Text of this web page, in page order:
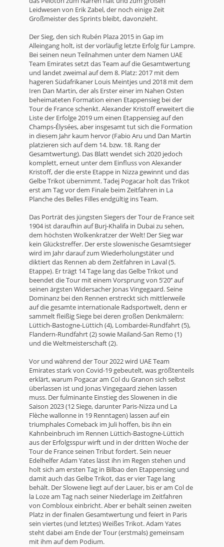
Leidwesen von Erik Zabel, der noch einige Zeit
Großmeister des Sprints bleibt, davonzieht.
Der Sieg, den sich Rubén Plaza 2015 in Gap im
Alleingang holt, ist der vorläufig letzte Erfolg für Lampre.
Bei seinen neun Teilnahmen unter dem Namen UAE
Team Emirates setzt das Team auf die Gesamtwertung
und landet zweimal auf dem 8. Platz: 2017 mit dem
hageren Südafrikaner Louis Meintjes und 2018 mit dem
Iren Dan Martin, der als Erster einer im Nahen Osten
beheimateten Formation einen Etappensieg bei der
Tour de France schenkt. Alexander Kristoff erweitert die
Liste der Erfolge 2019 um einen Etappensieg auf den
Champs-Élysées, aber insgesamt tut sich die Formation
in diesem Jahr kaum hervor (Fabio Aru und Dan Martin
platzieren sich auf dem 14. bzw. 18. Rang der
Gesamtwertung). Das Blatt wendet sich 2020 jedoch
komplett, erneut unter dem Einfluss von Alexander
Kristoff, der die erste Etappe in Nizza gewinnt und das
Gelbe Trikot übernimmt. Tadej Pogacar holt das Trikot
erst am Tag vor dem Finale beim Zeitfahren in La
Planche des Belles Filles endgültig ins Team.
Das Porträt des jüngsten Siegers der Tour de France seit
1904 ist daraufhin auf Burj-Khalifa in Dubai zu sehen,
dem höchsten Wolkenkratzer der Welt! Der Sieg war
kein Glückstreffer. Der erste slowenische Gesamtsieger
wird im Jahr darauf zum Wiederholungstäter und
diktiert das Rennen ab dem Zeitfahren in Laval (5.
Etappe). Er trägt 14 Tage lang das Gelbe Trikot und
beendet die Tour mit einem Vorsprung von 5’20’’ auf
seinen ärgsten Widersacher Jonas Vingegaard. Seine
Dominanz bei den Rennen erstreckt sich mittlerweile
auf die gesamte internationale Radsportwelt, denn er
sammelt fleißig Siege bei deren großen Denkmälern:
Lüttich-Bastogne-Lüttich (4), Lombardei-Rundfahrt (5),
Flandern-Rundfahrt (2) sowie Mailand-San Remo (1)
und die Weltmeisterschaft (2).
Vor und während der Tour 2022 wird UAE Team
Emirates stark von Covid-19 gebeutelt, was größtenteils
erklärt, warum Pogacar am Col du Granon sich selbst
überlassen ist und Jonas Vingegaard ziehen lassen
muss. Der fulminante Einstieg des Slowenen in die
Saison 2023 (12 Siege, darunter Paris-Nizza und La
Flèche wallonne in 19 Renntagen) lassen auf ein
triumphales Comeback im Juli hoffen, bis ihn ein
Kahnbeinbruch im Rennen Lüttich-Bastogne-Lüttich
aus der Erfolgsspur wirft und in der dritten Woche der
Tour de France seinen Tribut fordert. Sein neuer
Edelhelfer Adam Yates lässt ihn im Regen stehen und
holt sich am ersten Tag in Bilbao den Etappensieg und
damit auch das Gelbe Trikot, das er vier Tage lang
behält. Der Slowene liegt auf der Lauer, bis er am Col de
la Loze am Tag nach seiner Niederlage im Zeitfahren
von Combloux einbricht. Aber er behält seinen zweiten
Platz in der finalen Gesamtwertung und feiert in Paris
sein viertes (und letztes) Weißes Trikot. Adam Yates
steht dabei am Ende der Tour (erstmals) gemeinsam
mit ihm auf dem Podium.